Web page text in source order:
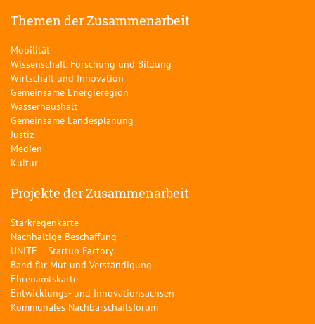
Themen der Zusammenarbeit
Mobilität
Wissenschaft, Forschung und Bildung
Wirtschaft und Innovation
Gemeinsame Energieregion
Wasserhaushalt
Gemeinsame Landesplanung
Justiz
Medien
Kultur
Projekte der Zusammenarbeit
Starkregenkarte
Nachhaltige Beschaffung
UNITE – Startup Factory
Band für Mut und Verständigung
Ehrenamtskarte
Entwicklungs- und Innovationsachsen
Kommunales Nachbarschaftsforum